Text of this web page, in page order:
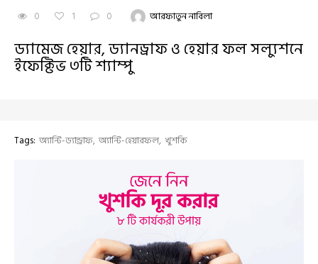
0 1 0 আরফাতুন নাবিলা
ড্যামেজ হেয়ার, ড্যানড্রাফ ও হেয়ার ফল সল্যুশনে
ইফেক্টিভ ৩টি শ্যাম্পু
Tags: অ্যান্টি-ড্যান্ড্রাফ অ্যান্টি-হেয়ারফল খুশকি